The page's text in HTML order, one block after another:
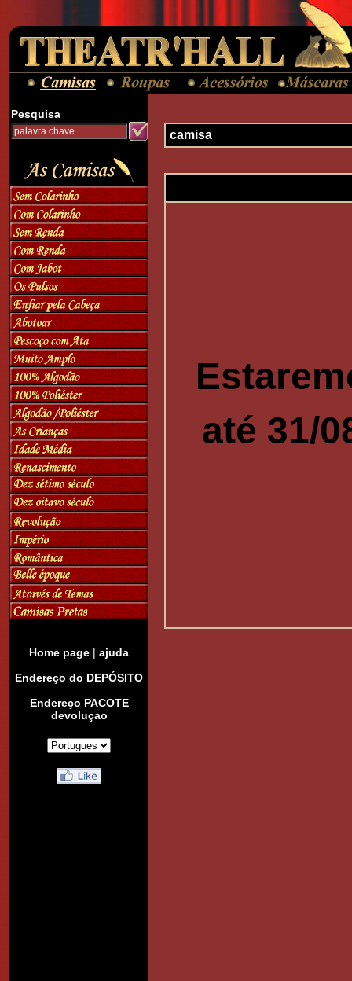
Pesquisa
Home page | ajuda
Endereço do DEPÓSITO
Endereço PACOTE
devoluçao
camisa
até 31/